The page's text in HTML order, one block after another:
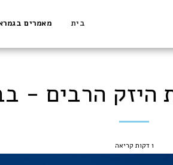
בית מאמרים
היזק הרבים -
1 דקות קריאה